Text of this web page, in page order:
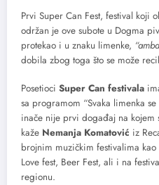
Prvi Super Can Fest, festival koji
održan je ove subote u Dogma
protekao i u znaku limenke,
dobila zbog toga što se može
Posetioci Super Can festivala
sa programom “Svaka limenka
inače nije prvi događaj na kojem
kaže Nemanja Komatović iz
brojnim muzičkim festivalima kao
Love fest, Beer Fest, ali i na
regionu.